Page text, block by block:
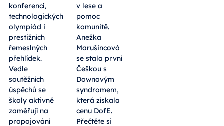
konferencí,
technologických
olympiád i
prestižních
řemeslných
přehlídek.
Vedle
soutěžních
úspěchů se
školy aktivně
zaměřují na
propojování
v lese a
pomoc
komunitě.
Anežka
Marušincová
se stala první
Češkou s
Downovým
syndromem,
která získala
cenu DofE.
Přečtěte si